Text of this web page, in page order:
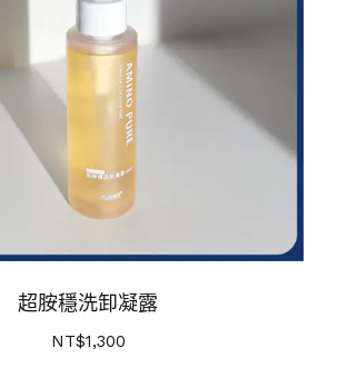
超胺穩洗卸凝露
NT$1,300